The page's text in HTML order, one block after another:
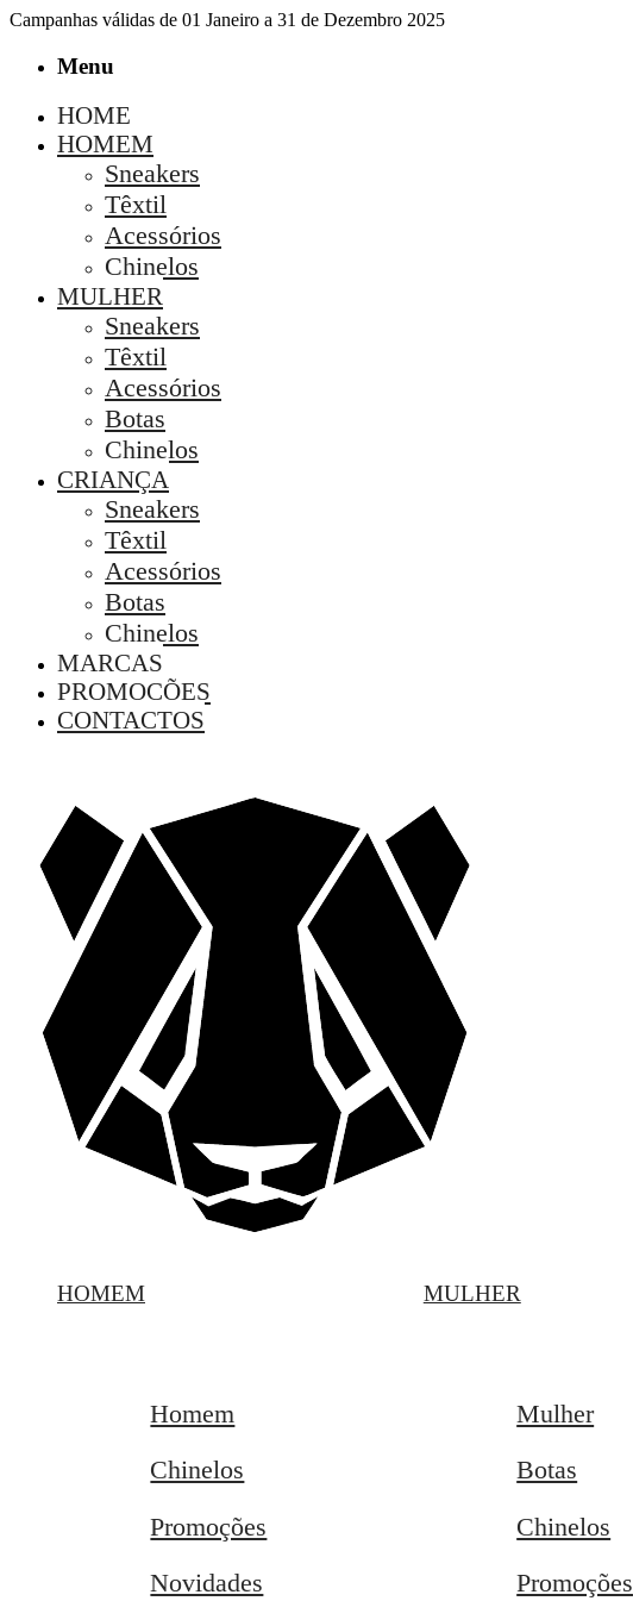
Campanhas válidas de 01 Janeiro a 31 de Dezembro 2025
Menu
HOME
HOMEM
Sneakers
Têxtil
Acessórios
Chinelos
MULHER
Sneakers
Têxtil
Acessórios
Botas
Chinelos
CRIANÇA
Sneakers
Têxtil
Acessórios
Botas
Chinelos
MARCAS
PROMOÇÕES
CONTACTOS
HOMEM
Homem
Chinelos
Promoções
Novidades
MULHER
Mulher
Botas
Chinelos
Promoções